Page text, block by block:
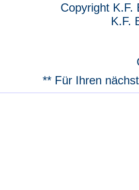
Copyright
K.F.
** Für Ihren